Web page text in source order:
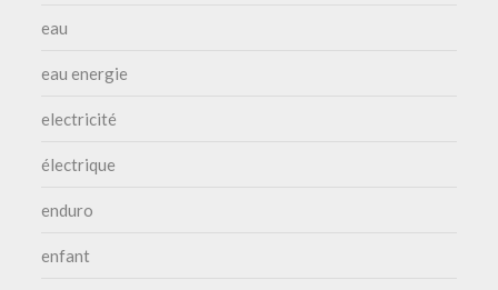
eau
eau energie
electricité
électrique
enduro
enfant